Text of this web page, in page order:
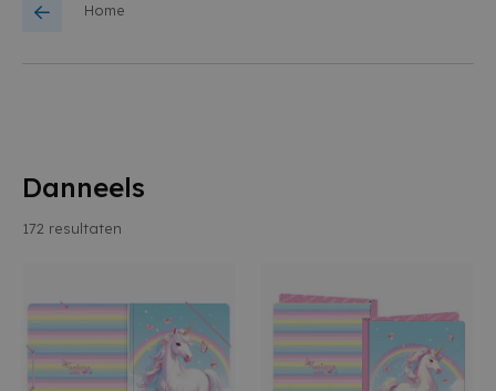
Home
Danneels
172 resultaten